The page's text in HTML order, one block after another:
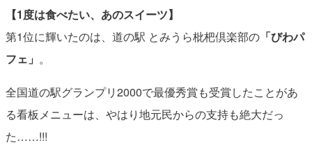
【1度は食べたい、あのスイーツ】
第1位に輝いたのは、道の駅 とみうら枇杷倶楽部の「びわパ
フェ」 。
全国道の駅グランプリ2000で最優秀賞も受賞したことがあ
る看板メニューは、やはり地元民からの支持も絶大だっ
た……!!!